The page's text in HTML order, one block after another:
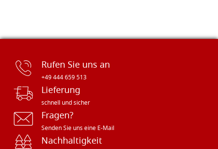
Rufen Sie uns an
+49 444 659 513
Lieferung
schnell und sicher
Fragen?
Senden Sie uns eine E-Mail
Nachhaltigkeit